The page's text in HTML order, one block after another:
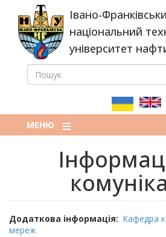
основного
вмісту
Івано-
національний
університет
ПОШУКОВА
ПОШУК
МЕНЮ
Додаткова інформація
Кафедра
мереж